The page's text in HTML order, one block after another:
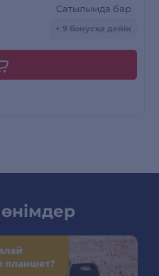
Сатылымда бар
+ 9 бонусқа дейін